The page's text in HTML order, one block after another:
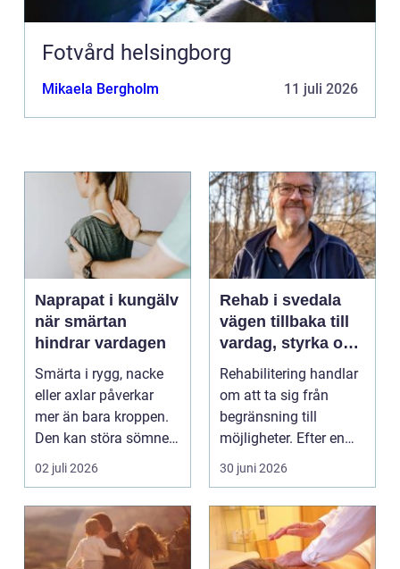
Fotvård helsingborg
Mikaela Bergholm 11 juli 2026
Naprapat i kungälv
när smärtan
hindrar vardagen
Smärta i rygg, nacke
eller axlar påverkar
mer än bara kroppen.
Den kan störa sömnen,
göra det svårt ...
02 juli 2026
Rehab i svedala
vägen tillbaka till
vardag, styrka och
balans
Rehabilitering handlar
om att ta sig från
begränsning till
möjligheter. Efter en
skada, sjukdom elle...
30 juni 2026